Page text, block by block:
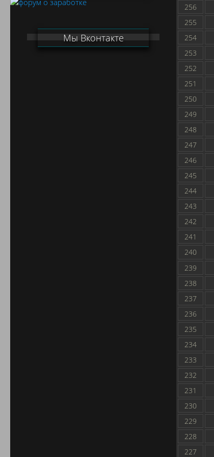
Мы Вконтакте
256
255
254
253
252
251
250
249
248
247
246
245
244
243
242
241
240
239
238
237
236
235
234
233
232
231
230
229
228
227